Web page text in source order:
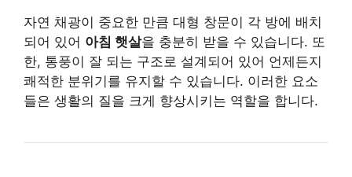
자연 채광이 중요한 만큼 대형 창문이 각 방에 배치
되어 있어 아침 햇살을 충분히 받을 수 있습니다. 또
한, 통풍이 잘 되는 구조로 설계되어 있어 언제든지
쾌적한 분위기를 유지할 수 있습니다. 이러한 요소
들은 생활의 질을 크게 향상시키는 역할을 합니다.